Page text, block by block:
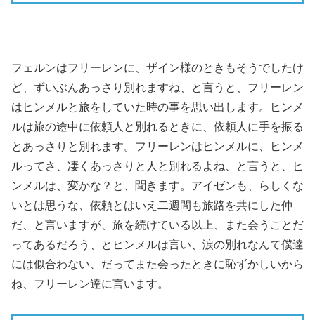
フェルンはフリーレンに、ザイン様のときもそうでしたけ
ど、ずいぶんあっさり別れますね、と言うと、フリーレン
はヒンメルと旅をしていた時の事を思い出します。ヒンメ
ルは旅の途中に依頼人と別れるときに、依頼人に手を振る
とあっさりと別れます。フリーレンはヒンメルに、ヒンメ
ルってさ、凄くあっさりと人と別れるよね、と言うと、ヒ
ンメルは、変かな？と、聞きます。アイゼンも、らしくな
いとは思うな、依頼とはいえ二週間も旅路を共にした仲
だ、と言いますが、旅を続けている以上、また会うことだ
ってあるだろう、とヒンメルは言い、涙の別れなんて僕達
には似合わない、だってまた会ったときに恥ずかしいから
ね、フリーレン達に言います。